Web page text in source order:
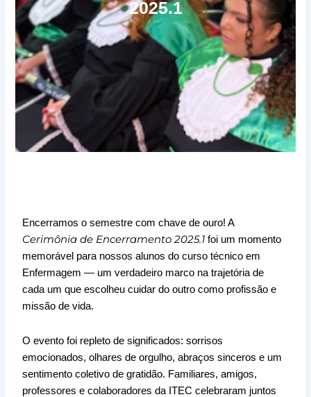
2025.1
Encerramos o semestre com chave de ouro! A
Cerimônia de Encerramento 2025.1 foi um momento
memorável para nossos alunos do curso técnico em
Enfermagem — um verdadeiro marco na trajetória de
cada um que escolheu cuidar do outro como profissão e
missão de vida.
O evento foi repleto de significados: sorrisos
emocionados, olhares de orgulho, abraços sinceros e um
sentimento coletivo de gratidão. Familiares, amigos,
professores e colaboradores da ITEC celebraram juntos